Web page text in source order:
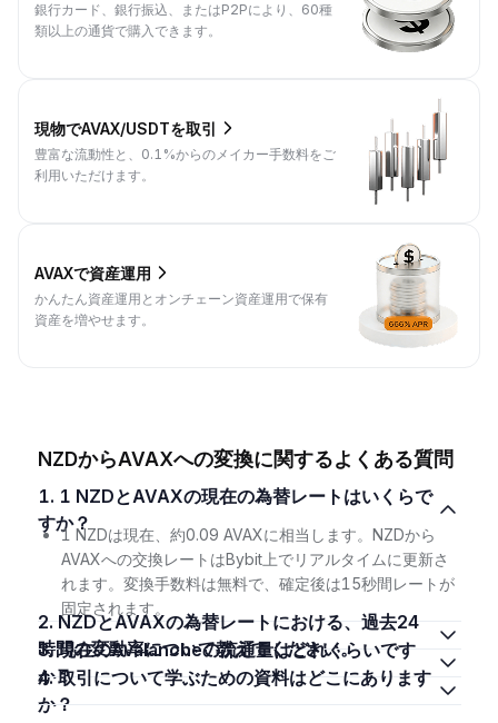
銀行カード、銀行振込、またはP2Pにより、60種
類以上の通貨で購入できます。
現物でAVAX/USDTを取引
豊富な流動性と、0.1%からのメイカー手数料をご
利用いただけます。
AVAXで資産運用
かんたん資産運用とオンチェーン資産運用で保有
資産を増やせます。
NZDからAVAXへの変換に関するよくある質問
1. 1 NZDとAVAXの現在の為替レートはいくらで
すか？
1 NZDは現在、約0.09 AVAXに相当します。NZDから
AVAXへの交換レートはBybit上でリアルタイムに更新さ
れます。変換手数料は無料で、確定後は15秒間レートが
固定されます。
2. NZDとAVAXの為替レートにおける、過去24
時間の変動率について教えてください。
3. 現在のAvalancheの流通量はどれくらいです
か？
4. 取引について学ぶための資料はどこにあります
か？